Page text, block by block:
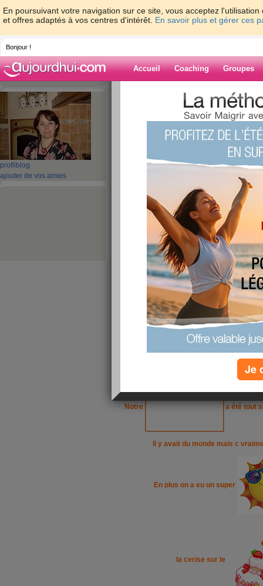
En poursuivant votre navigation sur ce site, vous acceptez
et offres adaptés à vos centres d'intérêt. En savoir plus et gérer ces
Bonjour !
Accueil Coaching Groupes
profil blog
ajouter de vos amies
> > Un
Blog de
Un p'tit coucou
mes loulous comment ça
Vous avez passé un bon
Notre a été tout
Il y avait du monde mais c
En plus on a eu un super
la cerise sur le
Je